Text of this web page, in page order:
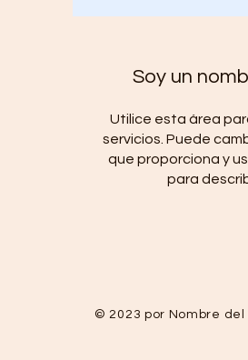
Soy un
Utilice esta área
servicios. Puede
que proporciona y
para
© 2023 por Nombre